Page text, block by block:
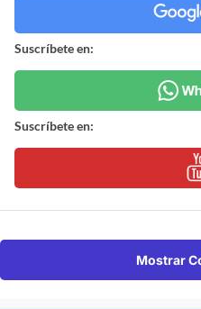
Suscríbete en:
Suscríbete en:
Mostrar